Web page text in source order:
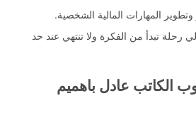
المهارات المالية الشخصية.
رحلة تبدأ من الفكرة ولا تنتهي عند حد
الكاتب عادل باهميم